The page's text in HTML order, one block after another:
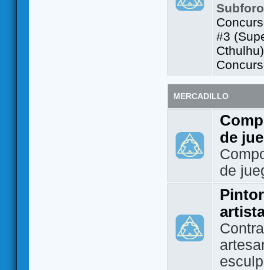
#3
Cthulhu)
MERCADILLO
de
de